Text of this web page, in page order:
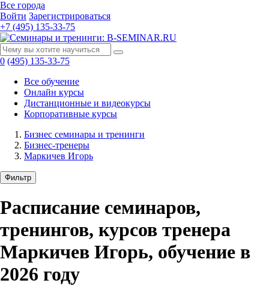
Все города
Войти Зарегистрироваться
+7 (495) 135-33-75
0 (495) 135-33-75
Все обучение
Онлайн курсы
Дистанционные и видеокурсы
Корпоративные курсы
Бизнес семинары и тренинги
Бизнес-тренеры
Маркичев Игорь
Фильтр
Расписание семинаров,
тренингов, курсов тренера
Маркичев Игорь, обучение в
2026 году